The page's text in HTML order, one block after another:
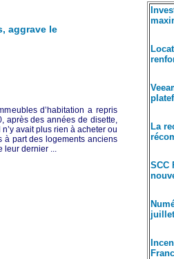
aggrave le
d’habitation a repris
après des années de disette,
avait plus rien à acheter ou
à part des logements anciens
leur dernier ...
La
SCC